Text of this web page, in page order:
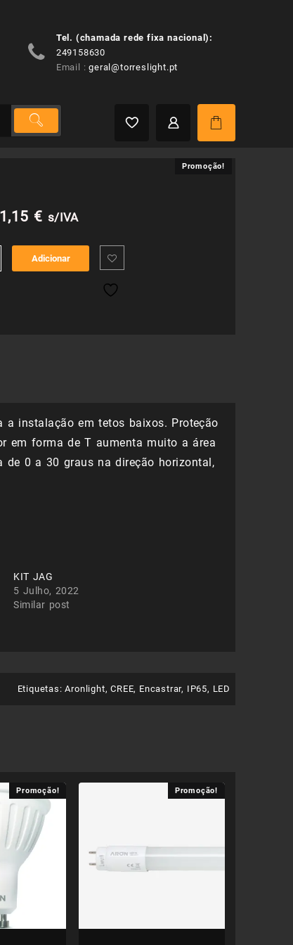
Tel. (chamada rede fixa nacional):
249158630
Email :geral@torreslight.pt
Promoção!
€O
preço
atual
s/IVA
Adicionar
Promoção!
a instalação em tetos baixos. Proteção
em forma de T aumenta muito a área
0 a 30 graus na direção horizontal,
KIT JAG
5 Julho, 2022
Similar post
Etiquetas:Aronlight,CREE, Encastrar, IP65, LED
Promoção! Promoção!